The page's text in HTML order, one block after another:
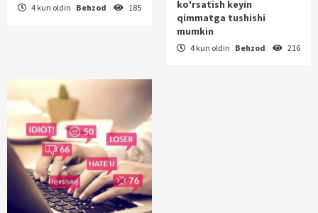
4 kun oldin Behzod 185
ko'rsatish keyin
qimmatga tushishi
mumkin
4 kun oldin Behzod 216